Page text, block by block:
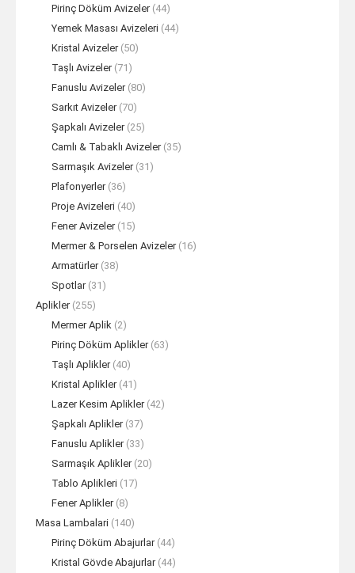
Pirinç Döküm Avizeler (44)
Yemek Masası Avizeleri (44)
Kristal Avizeler (50)
Taşlı Avizeler (71)
Fanuslu Avizeler (80)
Sarkıt Avizeler (70)
Şapkalı Avizeler (25)
Camlı & Tabaklı Avizeler (35)
Sarmaşık Avizeler (31)
Plafonyerler (36)
Proje Avizeleri (40)
Fener Avizeler (15)
Mermer & Porselen Avizeler (16)
Armatürler (38)
Spotlar (31)
Aplikler (255)
Mermer Aplik (2)
Pirinç Döküm Aplikler (63)
Taşlı Aplikler (40)
Kristal Aplikler (41)
Lazer Kesim Aplikler (42)
Şapkalı Aplikler (37)
Fanuslu Aplikler (33)
Sarmaşık Aplikler (20)
Tablo Aplikleri (17)
Fener Aplikler (8)
Masa Lambalari (140)
Pirinç Döküm Abajurlar (44)
Kristal Gövde Abajurlar (44)